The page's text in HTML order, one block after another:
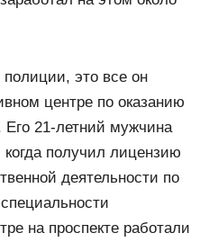
полиции, это все он
центре по оказанию
21-летний мужчина
получил лицензию
деятельности по
на проспекте работали